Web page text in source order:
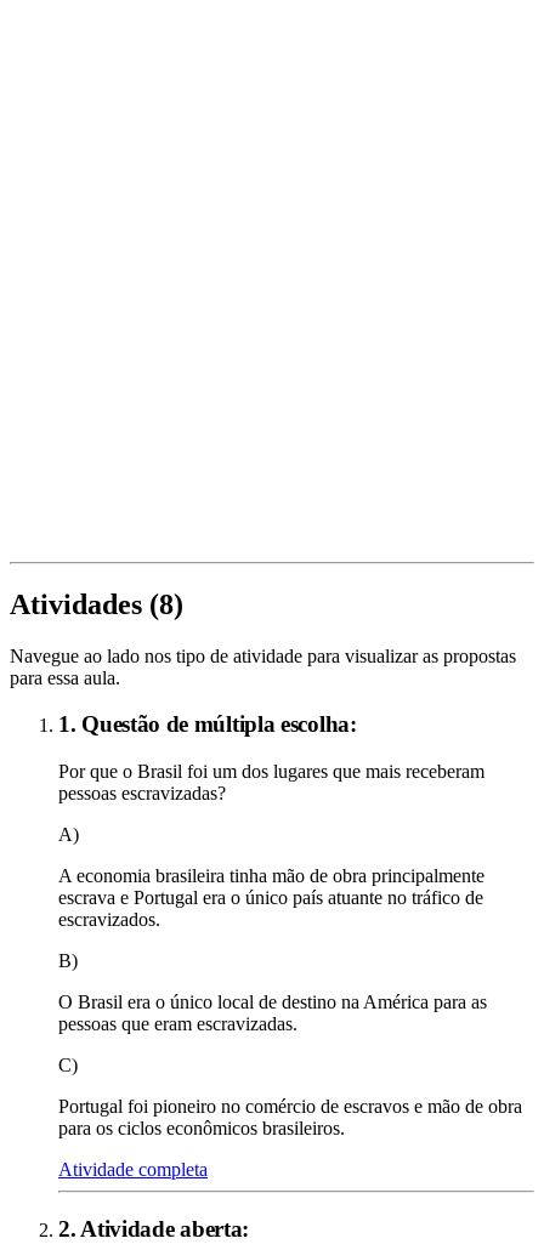
Atividades (8)
Navegue ao lado nos tipo de atividade para visualizar as propostas
para essa aula.
1. Questão de múltipla escolha:
Por que o Brasil foi um dos lugares que mais receberam
pessoas escravizadas?
A)
A economia brasileira tinha mão de obra principalmente
escrava e Portugal era o único país atuante no tráfico de
escravizados.
B)
O Brasil era o único local de destino na América para as
pessoas que eram escravizadas.
C)
Portugal foi pioneiro no comércio de escravos e mão de obra
para os ciclos econômicos brasileiros.
Atividade completa
2. Atividade aberta: